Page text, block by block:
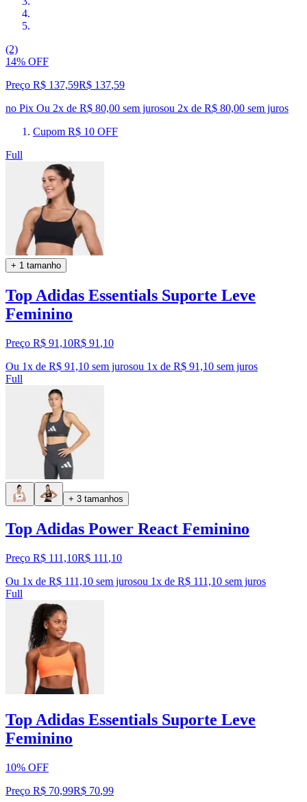
(2)
14% OFF
Preço R$ 137,59R$ 137,59
no Pix Ou 2x de R$ 80,00 sem jurosou 2x de R$ 80,00 sem juros
Cupom R$ 10 OFF
Full
+ 1 tamanho
Top Adidas Essentials Suporte Leve
Feminino
Preço R$ 91,10R$ 91 ,10
Ou 1x de R$ 91,10 sem jurosou 1x de R$ 91,10 sem juros
Full
+ 3 tamanhos
Top Adidas Power React Feminino
Preço R$ 111,10R$ 111 ,10
Ou 1x de R$ 111,10 sem jurosou 1x de R$ 111,10 sem juros
Full
Top Adidas Essentials Suporte Leve
Feminino
10% OFF
Preço R$ 70,99R$ 70,99